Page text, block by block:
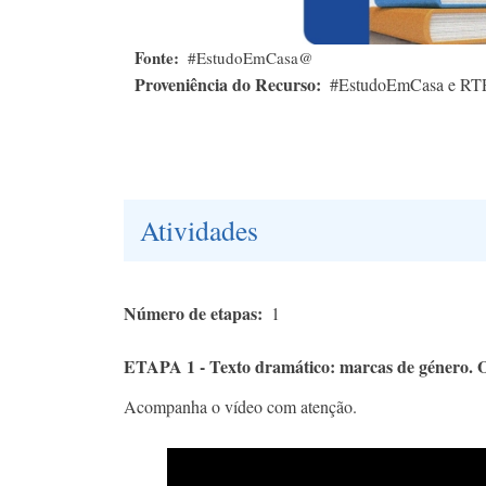
Fonte #EstudoEmCasa@
Proveniência do Recurso #EstudoEmCasa e
Atividades
Número de etapas 1
ETAPA 1 - Texto dramático: marcas de
Acompanha o vídeo com atenção.